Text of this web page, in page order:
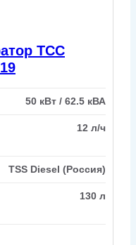
ТСС
50 кВт / 62.5 кВА
12 л/ч
TSS Diesel (Россия)
130 л